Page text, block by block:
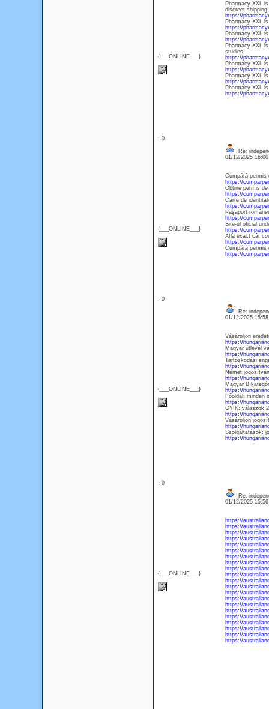
{___ONLINE___}
Pharmacy XXL
discreet shipping.
https://
Pharmacy XXL
https://
Pharmacy XXL
https://
Pharmacy XXL
studies.
https://
Pharmacy XXL
https://
Pharmacy XXL
https://
Pharmacy XXL
https://
: 0
{___ONLINE___}
Re:
01/12/2025
Cumpără permis
https://
Obtine permis
https://
Carte de
https://
Pașaport
https://
Site-ul oficial
https://
Află exact cât
https://
Cumpără permis
https://
: 0
{___ONLINE___}
Re:
01/12/2025
Vásároljon
https://
Magyar útlevél
https://
Tartózkodási
https://
Német
https://
Magyar B
https://
Főoldal: minden
https://
GYIK: válaszok
https://
Vásároljon
https://
Szolgáltatások:
https://
: 0
{___ONLINE___}
Re:
01/12/2025
https://
https://
https://
https://
https://
https://
https://
https://
https://
https://
https://
https://
https://
https://
https://
https://
https://
https://
https://
https://
https://